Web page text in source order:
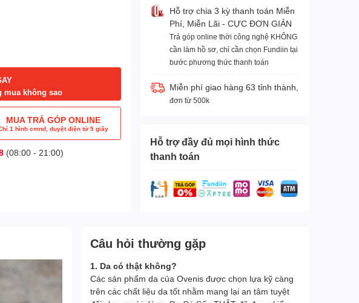
mua không sao
MUA TRẢ GÓP ONLINE
1 hình cmnd, duyệt điện tử 5 giây
(08:00 - 21:00)
Hỗ trợ chia 3 kỳ thanh toán Miễn
Phí, Miễn Lãi - CỰC ĐƠN GIẢN
Trả góp online thời công nghệ KHÔNG
cần làm hồ sơ, chỉ cần chọn Fundiin tại
bước phương thức thanh toán
Miễn phí giao hàng 63 tỉnh thành,
đơn từ 500k
Hỗ trợ đầy đủ mọi hình thức
thanh toán
Câu hỏi thường gặp
1. Da có thật không?
Các sản phẩm da của Ovenis được chọn lựa kỹ càng
trên các chất liệu da tốt nhằm mang lại an tâm tuyệt